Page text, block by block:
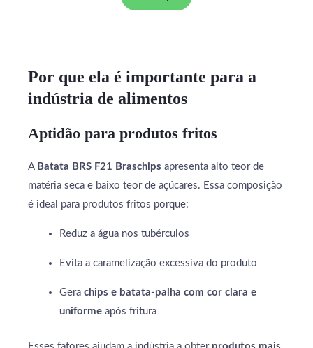
Por que ela é importante para a
indústria de alimentos
Aptidão para produtos fritos
A Batata BRS F21 Braschips apresenta alto teor de
matéria seca e baixo teor de açúcares. Essa composição
é ideal para produtos fritos porque:
Reduz a água nos tubérculos
Evita a caramelização excessiva do produto
Gera chips e batata-palha com cor clara e
uniforme após fritura